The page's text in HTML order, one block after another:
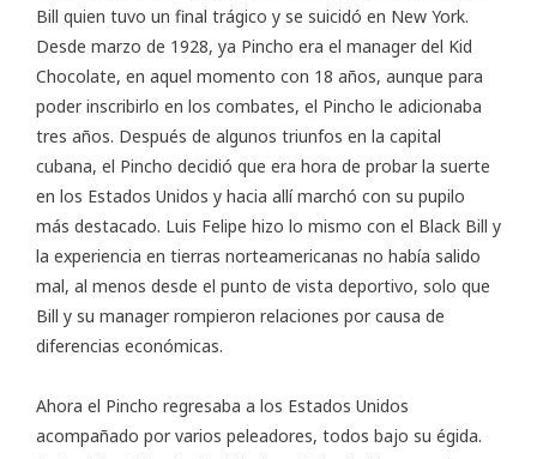
Bill quien tuvo un final trágico y se suicidó en New York.
Desde marzo de 1928, ya Pincho era el manager del Kid
Chocolate, en aquel momento con 18 años, aunque para
poder inscribirlo en los combates, el Pincho le adicionaba
tres años. Después de algunos triunfos en la capital
cubana, el Pincho decidió que era hora de probar la suerte
en los Estados Unidos y hacia allí marchó con su pupilo
más destacado. Luis Felipe hizo lo mismo con el Black Bill y
la experiencia en tierras norteamericanas no había salido
mal, al menos desde el punto de vista deportivo, solo que
Bill y su manager rompieron relaciones por causa de
diferencias económicas.
Ahora el Pincho regresaba a los Estados Unidos
acompañado por varios peleadores, todos bajo su égida.